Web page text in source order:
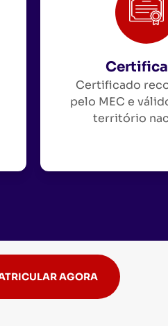
Certificado
pelo MEC e
território
AGORA